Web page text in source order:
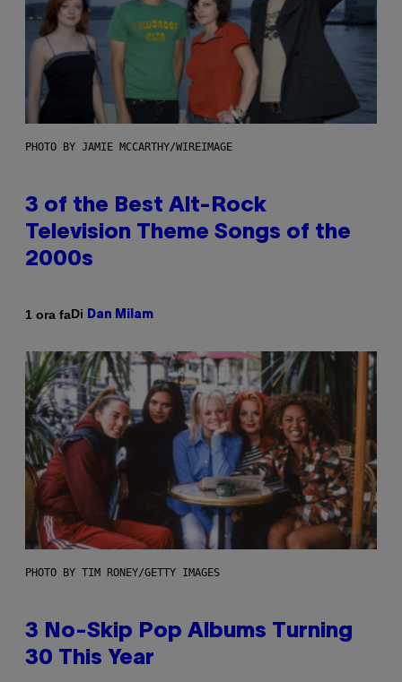
PHOTO BY JAMIE MCCARTHY/WIREIMAGE
3 of the Best Alt-Rock
Television Theme Songs of the
2000s
1 ora faDi Dan Milam
PHOTO BY TIM RONEY/GETTY IMAGES
3 No-Skip Pop Albums Turning
30 This Year